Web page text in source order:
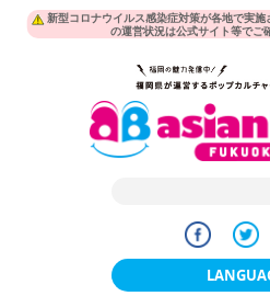
新型コロナウイルス感染症対策が各地で実
の運営状況は公式サイト等でご